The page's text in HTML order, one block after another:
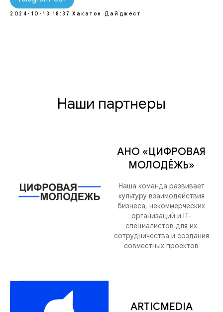
2024-10-13 18:37 Хакатон Дайджест
Наши партнеры
АНО «ЦИФРОВАЯ
МОЛОДЁЖЬ»
Наша команда развивает
культуру взаимодействия
бизнеса, некоммерческих
организаций и IT-
специалистов для их
сотрудничества и создания
совместных проектов
ARTICMEDIA